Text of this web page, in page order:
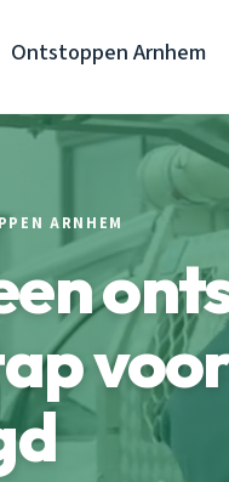
Ontstoppen Arnhem
ARNHEM